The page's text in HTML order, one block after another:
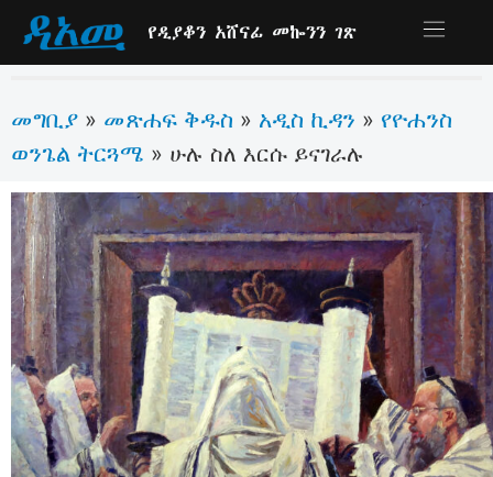
የዲያቆን አሸናፊ መኰንን ገጽ
መግቢያ » መጽሐፍ ቅዱስ » አዲስ ኪዳን » የዮሐንስ
ወንጌል ትርጓሜ » ሁሉ ስለ እርሱ ይናገራሉ